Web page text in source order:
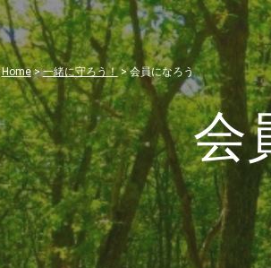
Skip to main content
Home >一緒に守ろう！ > 会員になろう
会